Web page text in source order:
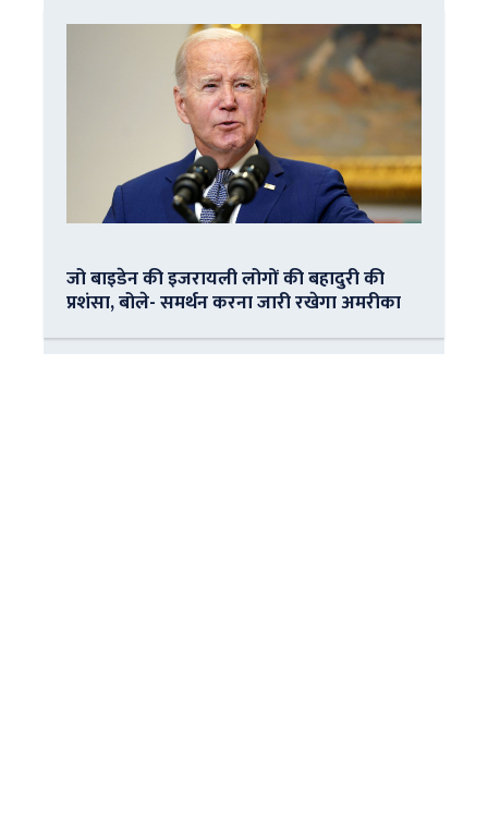
जो बाइडेन की इजरायली लोगों की बहादुरी की
प्रशंसा, बोले- समर्थन करना जारी रखेगा अमरीका